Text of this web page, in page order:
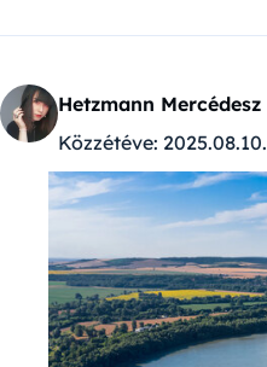
Hetzmann Mercédesz
Közzétéve: 2025.08.10.